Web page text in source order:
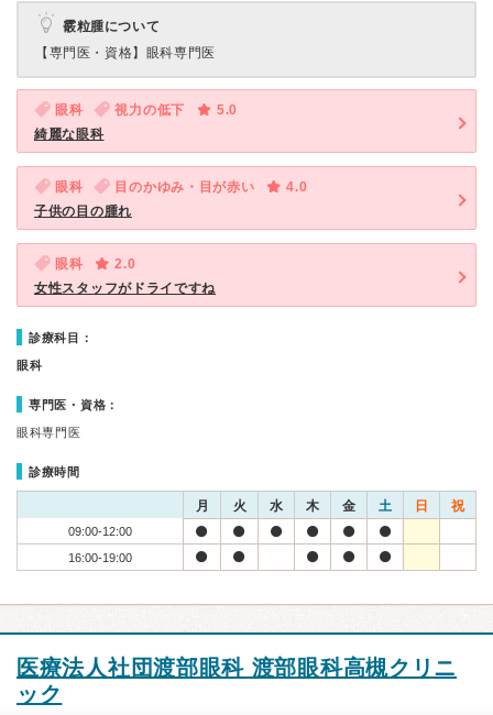
霰粒腫について
【専門医・資格】 眼科専門医
眼科 視力の低下
5.0
綺麗な眼科
眼科 目のかゆみ・目が赤い
4.0
子供の目の腫れ
眼科
2.0
女性スタッフがドライですね
診療科目：
眼科
専門医・資格：
眼科専門医
診療時間
月 火 水 木 金 土 日 祝
09:00-12:00
16:00-19:00
医療法人社団渡部眼科 渡部眼科高槻クリニ
ック